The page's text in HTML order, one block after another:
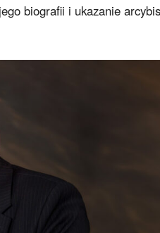
biografii i ukazanie